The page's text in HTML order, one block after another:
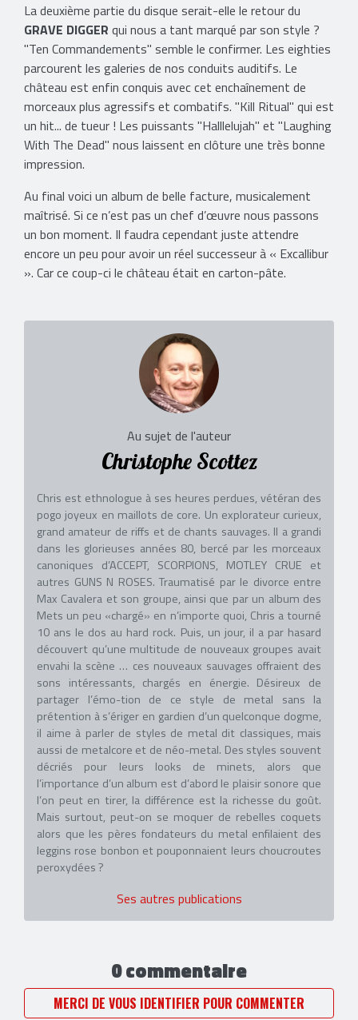
La deuxième partie du disque serait-elle le retour du
GRAVE DIGGER qui nous a tant marqué par son style ?
"Ten Commandements" semble le confirmer. Les eighties
parcourent les galeries de nos conduits auditifs. Le
château est enfin conquis avec cet enchaînement de
morceaux plus agressifs et combatifs. "Kill Ritual" qui est
un hit... de tueur ! Les puissants "Halllelujah" et "Laughing
With The Dead" nous laissent en clôture une très bonne
impression.
Au final voici un album de belle facture, musicalement
maîtrisé. Si ce n’est pas un chef d’œuvre nous passons
un bon moment. Il faudra cependant juste attendre
encore un peu pour avoir un réel successeur à « Excallibur
». Car ce coup-ci le château était en carton-pâte.
Au sujet de l'auteur
Christophe Scottez
Chris est ethnologue à ses heures perdues, vétéran des
pogo joyeux en maillots de core. Un explorateur curieux,
grand amateur de riffs et de chants sauvages. Il a grandi
dans les glorieuses années 80, bercé par les morceaux
canoniques d’ACCEPT, SCORPIONS, MOTLEY CRUE et
autres GUNS N ROSES. Traumatisé par le divorce entre
Max Cavalera et son groupe, ainsi que par un album des
Mets un peu «chargé» en n’importe quoi, Chris a tourné
10 ans le dos au hard rock. Puis, un jour, il a par hasard
découvert qu’une multitude de nouveaux groupes avait
envahi la scène … ces nouveaux sauvages offraient des
sons intéressants, chargés en énergie. Désireux de
partager l’émo-tion de ce style de metal sans la
prétention à s’ériger en gardien d’un quelconque dogme,
il aime à parler de styles de metal dit classiques, mais
aussi de metalcore et de néo-metal. Des styles souvent
décriés pour leurs looks de minets, alors que
l’importance d’un album est d’abord le plaisir sonore que
l’on peut en tirer, la différence est la richesse du goût.
Mais surtout, peut-on se moquer de rebelles coquets
alors que les pères fondateurs du metal enfilaient des
leggins rose bonbon et pouponnaient leurs choucroutes
peroxydées ?
Ses autres publications
0 commentaire
MERCI DE VOUS IDENTIFIER POUR COMMENTER